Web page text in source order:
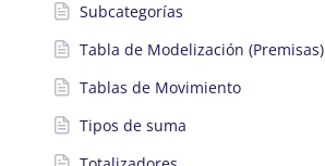
Subcategorías
Tabla de Modelización (Premisas)
Tablas de Movimiento
Tipos de suma